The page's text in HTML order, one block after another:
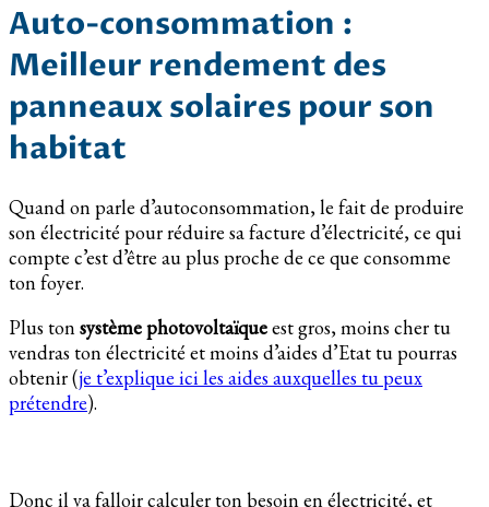
Auto-consommation :
Meilleur rendement des
panneaux solaires pour son
habitat
Quand on parle d’autoconsommation, le fait de produire
son électricité pour réduire sa facture d’électricité, ce qui
compte c’est d’être au plus proche de ce que consomme
ton foyer.
Plus tonsystème photovoltaïqueest gros, moins cher tu
vendras ton électricité et moins d’aides d’Etat tu pourras
obtenir (je t’explique ici les aides auxquelles tu peux
prétendre).
Donc il va falloir calculer ton besoin en électricité, et